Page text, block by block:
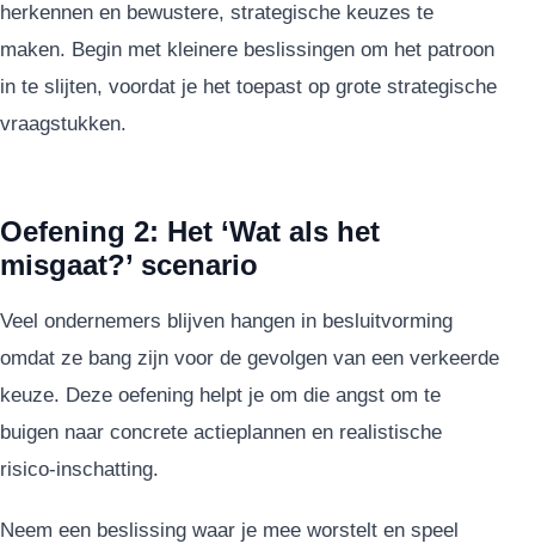
herkennen en bewustere, strategische keuzes te
maken. Begin met kleinere beslissingen om het patroon
in te slijten, voordat je het toepast op grote strategische
vraagstukken.
Oefening 2: Het ‘Wat als het
misgaat?’ scenario
Veel ondernemers blijven hangen in besluitvorming
omdat ze bang zijn voor de gevolgen van een verkeerde
keuze. Deze oefening helpt je om die angst om te
buigen naar concrete actieplannen en realistische
risico-inschatting.
Neem een beslissing waar je mee worstelt en speel